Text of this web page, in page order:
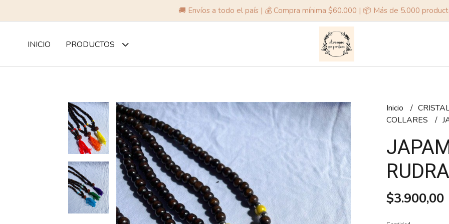
🚚 Envíos a todo el país | 💰 Compra mínima $60.000 | 📦 Más de 5.000
INICIO PRODUCTOS
Inicio
COLLARES
$3.900,00